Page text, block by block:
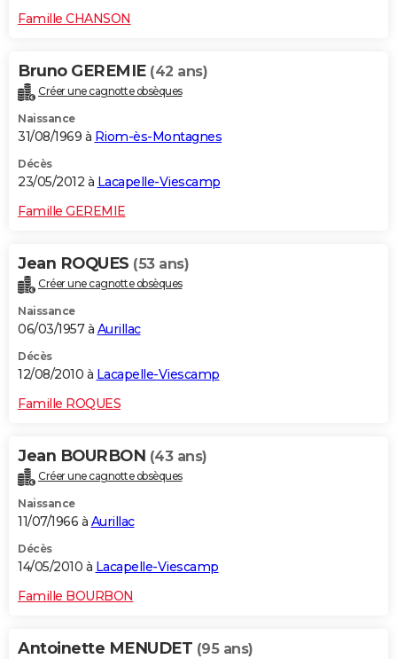
Famille CHANSON
Bruno GEREMIE (42 ans)
Créer une cagnotte obsèques
Naissance
31/08/1969 à Riom-ès-Montagnes
Décès
23/05/2012 à Lacapelle-Viescamp
Famille GEREMIE
Jean ROQUES (53 ans)
Créer une cagnotte obsèques
Naissance
06/03/1957 à Aurillac
Décès
12/08/2010 à Lacapelle-Viescamp
Famille ROQUES
Jean BOURBON (43 ans)
Créer une cagnotte obsèques
Naissance
11/07/1966 à Aurillac
Décès
14/05/2010 à Lacapelle-Viescamp
Famille BOURBON
Antoinette MENUDET (95 ans)